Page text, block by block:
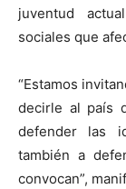
juventud
sociales que
“Estamos
decirle al país
defender las
también a
convocan”,